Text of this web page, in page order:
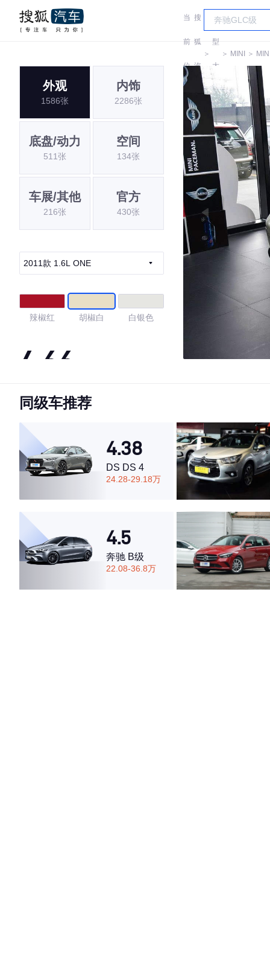
当
前
位
搜
狐
汽
＞
车
型
大
全
＞ MINI ＞
外观
1586张
内饰
2286张
底盘/动力
511张
空间
134张
车展/其他
216张
官方
430张
2011款 1.6L ONE
辣椒红 胡椒白 白银色
4.66
·外观表现较为优秀，优于88%同级车
·空间表现较为优秀，优于65%同级车
同级车推荐
4.38
DS DS 4
24.28-29.18万
4.5
奔驰 B级
22.08-36.8万